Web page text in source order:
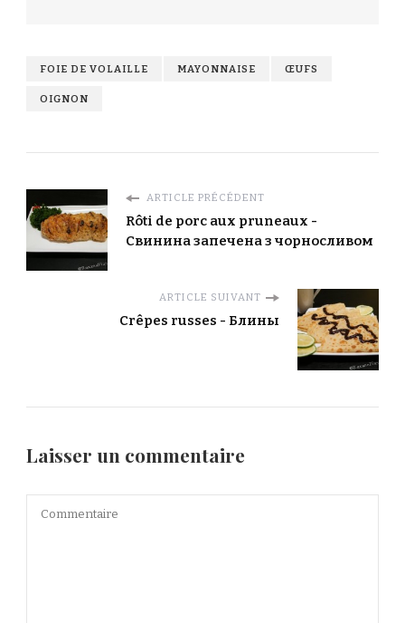
FOIE DE VOLAILLE MAYONNAISE ŒUFS
OIGNON
ARTICLE PRÉCÉDENT
Rôti de porc aux pruneaux -
Свинина запечена з чорносливом
ARTICLE SUIVANT
Crêpes russes - Блины
Laisser un commentaire